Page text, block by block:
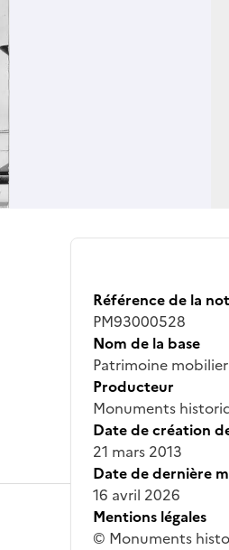
Référence de la
PM93000528
Nom de la base
Patrimoine mobilier
Producteur
Monuments
Date de création
21 mars 2013
Date de dernière
16 avril 2026
Mentions légales
© Monuments